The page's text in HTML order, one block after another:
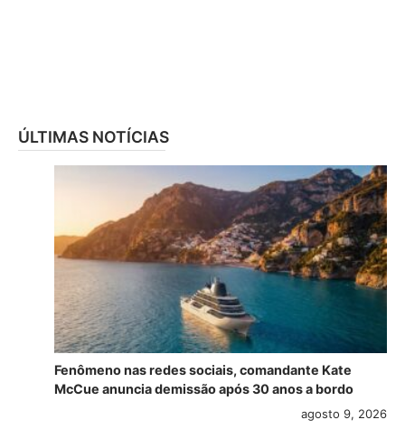
ÚLTIMAS NOTÍCIAS
Fenômeno nas redes sociais, comandante Kate
McCue anuncia demissão após 30 anos a bordo
agosto 9, 2026